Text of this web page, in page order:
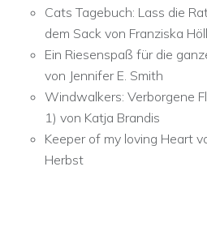
Cats Tagebuch: Lass die
dem Sack von Franziska
Ein Riesenspaß für die
von Jennifer E. Smith
Windwalkers: Verborgene
1) von Katja Brandis
Keeper of my loving Heart
Herbst